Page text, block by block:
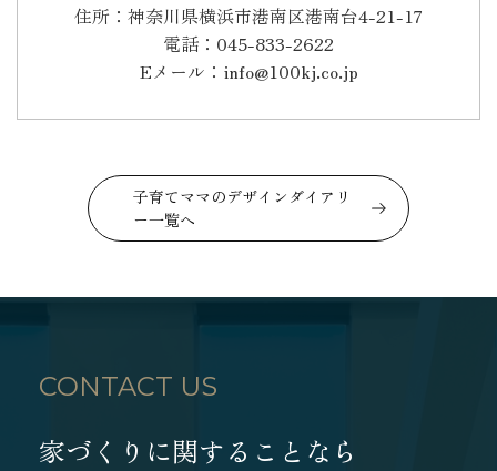
住所：神奈川県横浜市港南区港南台4-21-17
電話：045-833-2622
Eメール：info@100kj.co.jp
子育てママのデザインダイアリ
ー一覧へ
CONTACT US
家づくりに関することなら